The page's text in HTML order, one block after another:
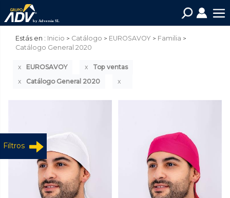
Estás en : Inicio Catálogo EUROSAVOY
Familia
Catálogo General 2020
Filtros
EUROSAVOY
Top ventas
Catálogo General 2020